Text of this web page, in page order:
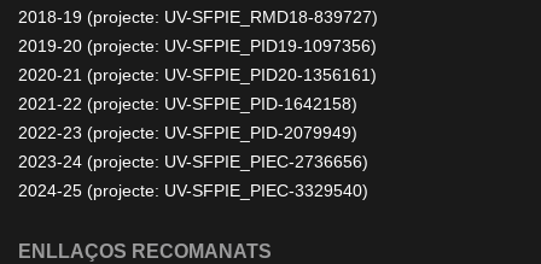
2018-19 (projecte: UV-SFPIE_RMD18-839727)
2019-20 (projecte: UV-SFPIE_PID19-1097356)
2020-21 (projecte: UV-SFPIE_PID20-1356161)
2021-22 (projecte: UV-SFPIE_PID-1642158)
2022-23 (projecte: UV-SFPIE_PID-2079949)
2023-24 (projecte: UV-SFPIE_PIEC-2736656)
2024-25 (projecte: UV-SFPIE_PIEC-3329540)
ENLLAÇOS RECOMANATS